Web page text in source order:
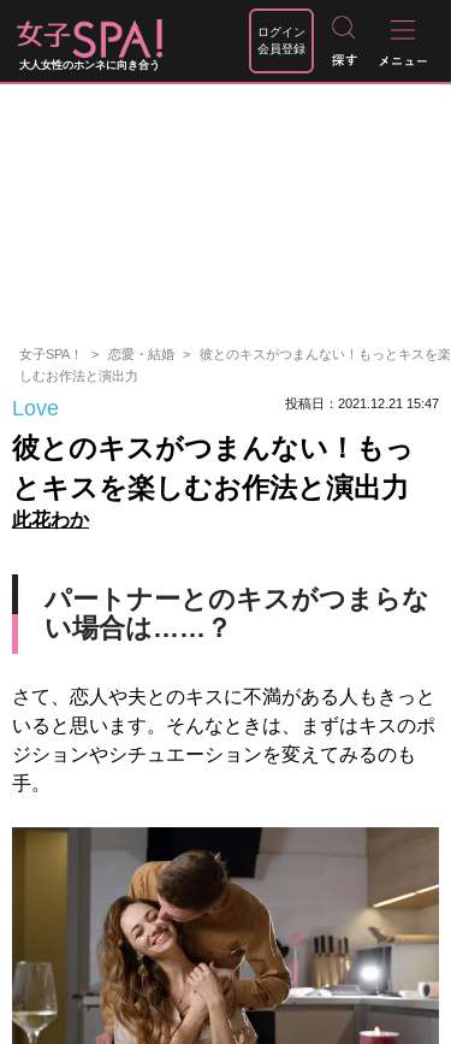
大人女性のホンネに向き合う
ログイン
会員登録
女子SPA！ 恋愛・結婚
彼とのキスがつまんない！もっとキスを楽
しむお作法と演出力
Love 投稿日：2021.12.21 15:47
彼とのキスがつまんない！もっ
とキスを楽しむお作法と演出力
此花わか
パートナーとのキスがつまらな
い場合は……？
さて、恋人や夫とのキスに不満がある人もきっと
いると思います。そんなときは、まずはキスのポ
ジションやシチュエーションを変えてみるのも
手。